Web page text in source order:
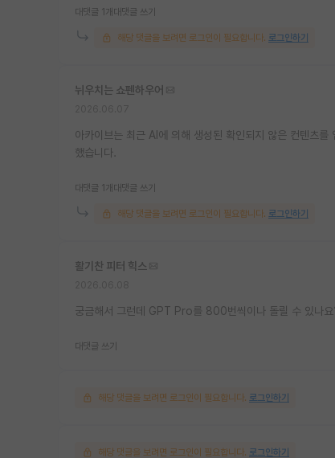
대댓글 1개 대댓글 쓰기
해당 댓글을 보려면 로그인이 필요합니다. 로그인하기
뉘우치는 쇼펜하우어
아카이브는 최근 AI에 의해 생성된 확인되지 않은 컨텐츠
했습니다.
대댓글 1개 대댓글 쓰기
해당 댓글을 보려면 로그인이 필요합니다. 로그인하기
활기찬 피터 힉스
궁금해서 그런데 GPT Pro를 800번씩이나 돌릴 수 있나
대댓글 쓰기
해당 댓글을 보려면 로그인이 필요합니다. 로그인하기
해당 댓글을 보려면 로그인이 필요합니다. 로그인하기